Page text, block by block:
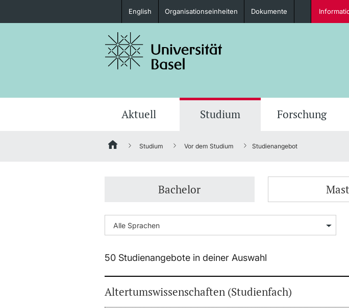
Studieninteressierte
Fördernde & Alumni
weitere Informationen weitere Informationen
English Organisationseinheiten Dokumente
Aktuell Studium Forschung
Studium Vor dem Studium Studienangebot
Bachelor
50 Studienangebote in deiner Auswahl
Altertumswissenschaften (Studienfach)